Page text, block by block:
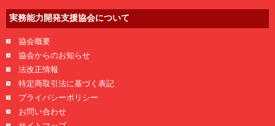
実務能力開発支援協会について
協会概要
協会からのお知らせ
法改正情報
特定商取引法に基づく表記
プライバシーポリシー
お問い合わせ